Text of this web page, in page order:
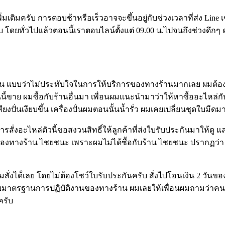
ติมครับ การตอบช้าหรือเร็วอาจจะขึ้นอยู่กับช่วงเวลาที่ส่ง
ดยทั่วไปแล้วตอนนี้เราตอบไลน์ตั้งแต่ 09.00 น.ไปจนถึงช่วงดึก
บว่าไม่ประทับใจในการให้บริการของทางร้านมากเลย ผมต้อ
ขาย ผมซื้อกับร้านอื่นมา เพื่อนผมแนะนำมาว่าให้หาซื้ออะไห
ปั่นเงียบขึ้น เครื่องปั่นผมตอนนั้นน้ำรั่ว ผมเคยเปลี่ยนชุดใบมีด
สั่งอะไหล่ตัวนี้ขอสงวนสิทธิ์ให้ลูกค้าที่ส่งใบรับประกันมาให้ดู แ
ทางร้าน ไชยชนะ เพราะผมไม่ได้ซื้อกับร้าน ไชยชนะ ปรากฏว่
งได้่เลย โดยไม่ต้องโชว์ใบรับประกันครับ สั่งไปโอนเงิน 2 วัน
าตรฐานการปฏิบัติงานของทางร้าน ผมเลยให้เพื่อนผมถามว่
รับ